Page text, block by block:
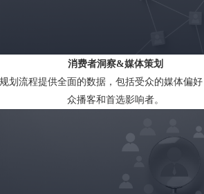
消费者洞察&媒体策划
划流程提供全面的数据，包括受众的媒体偏
众播客和首选影响者。